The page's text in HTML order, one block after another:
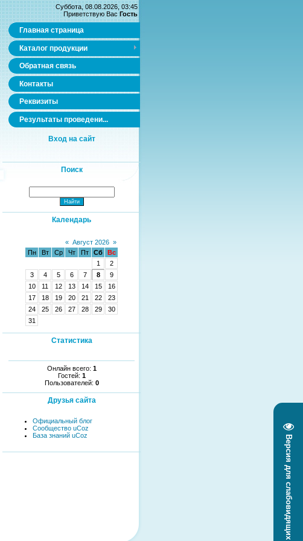
Версия для слабовидящих
Суббота, 08.08.2026, 03:45
Приветствую Вас Гость
Главная страница
Каталог продукции
Обратная связь
Контакты
Реквизиты
Результаты проведени...
Вход на сайт
Поиск
Календарь
« Август 2026 »
Пн
Вт Ср Чт Пт Сб
Вс
1
2
3
4 5 6 7 8
9
10
11 12 13 14 15
16
17
18 19 20 21 22
23
24
25 26 27 28 29
30
31
Статистика
Онлайн всего: 1
Гостей: 1
Пользователей: 0
Друзья сайта
Официальный блог
Сообщество uCoz
База знаний uCoz